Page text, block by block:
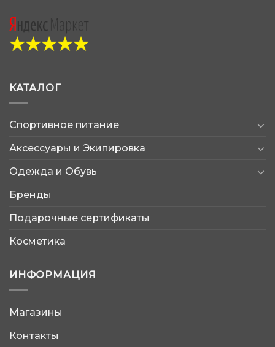
КАТАЛОГ
Спортивное питание
Аксессуары и Экипировка
Одежда и Обувь
Бренды
Подарочные сертификаты
Косметика
ИНФОРМАЦИЯ
Магазины
Контакты